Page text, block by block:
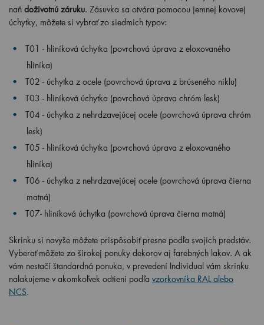
naň doživotnú záruku. Zásuvka sa otvára pomocou jemnej kovovej
úchytky, môžete si vybrať zo siedmich typov:
T01 - hliníková úchytka (povrchová úprava z eloxovaného
hliníka)
T02 - úchytka z ocele (povrchová úprava z brúseného niklu)
T03 - hliníková úchytka (povrchová úprava chróm lesk)
T04 - úchytka z nehrdzavejúcej ocele (povrchová úprava chróm
lesk)
T05 - hliníková úchytka (povrchová úprava z eloxovaného
hliníka)
T06 - úchytka z nehrdzavejúcej ocele (povrchová úprava čierna
matná)
T07- hliníková úchytka (povrchová úprava čierna matná)
Skrinku si navyše môžete prispôsobiť presne podľa svojich predstáv.
Vyberať môžete zo širokej ponuky dekorov aj farebných lakov. A ak
vám nestačí štandardná ponuka, v prevedení Individual vám skrinku
nalakujeme v akomkoľvek odtieni podľa vzorkovníka RAL alebo
NCS.